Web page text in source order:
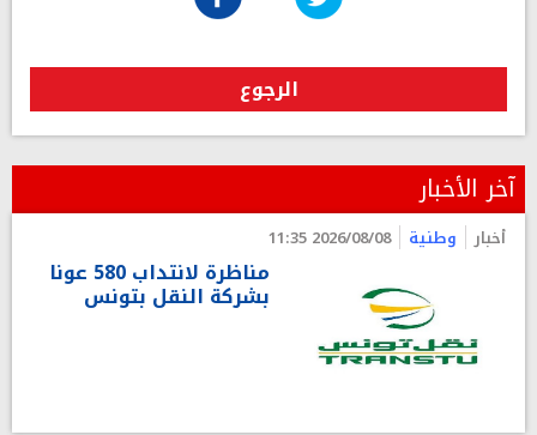
الرجوع
آخر الأخبار
أخبار وطنية 2026/08/08 11:35
مناظرة لانتداب 580 عونا
بشركة النقل بتونس